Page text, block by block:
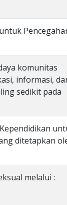
komunitas
informasi,
sedikit pada
ditetapkan
melalui :